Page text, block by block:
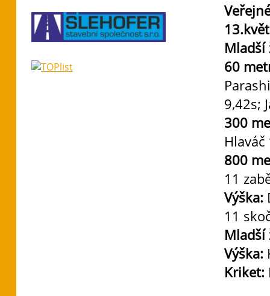
Mladší
60
9,42s;
300
800
11
Výška:
11
Mladší
Výška:
Kriket: